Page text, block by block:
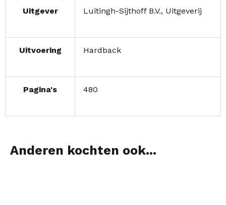
Uitgever Luitingh-Sijthoff B.V., Uitgeverij
Uitvoering Hardback
Pagina's 480
Anderen kochten ook...